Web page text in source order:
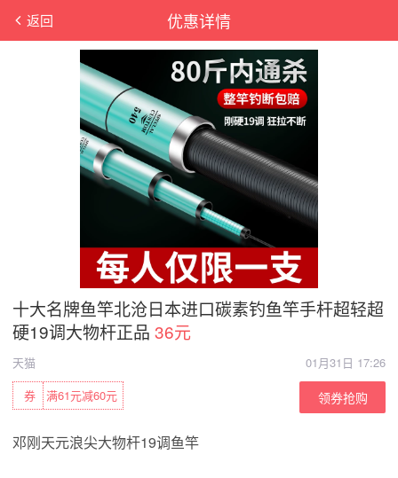
优惠详情
返回
十大名牌鱼竿北沧日本进口碳素钓鱼竿手杆超轻超
硬19调大物杆正品 36元
天猫
01月31日 17:26
满61元减60元
券 领券抢购
邓刚天元浪尖大物杆19调鱼竿